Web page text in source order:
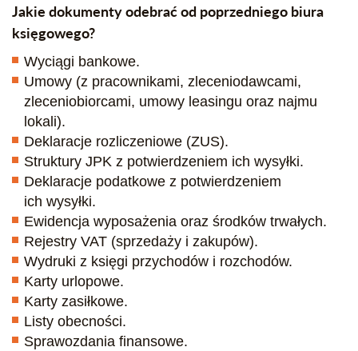
Jakie dokumenty odebrać od poprzedniego biura
księgowego?
Wyciągi bankowe.
Umowy (z pracownikami, zleceniodawcami,
zleceniobiorcami, umowy leasingu oraz najmu
lokali).
Deklaracje rozliczeniowe (ZUS).
Struktury JPK z potwierdzeniem ich wysyłki.
Deklaracje podatkowe z potwierdzeniem
ich wysyłki.
Ewidencja wyposażenia oraz środków trwałych.
Rejestry VAT (sprzedaży i zakupów).
Wydruki z księgi przychodów i rozchodów.
Karty urlopowe.
Karty zasiłkowe.
Listy obecności.
Sprawozdania finansowe.